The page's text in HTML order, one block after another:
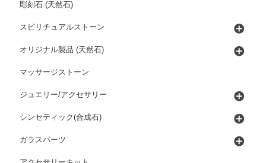
彫刻石 (天然石)
スピリチュアルストーン
オリジナル製品 (天然石)
マッサージストーン
ジュエリー/アクセサリー
シンセティック(合成石)
ガラスパーツ